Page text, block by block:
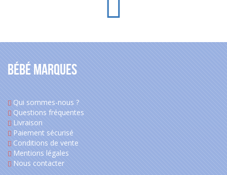
Bébé Marques
Qui sommes-nous ?
Questions fréquentes
Livraison
Paiement sécurisé
Conditions de vente
Mentions légales
Nous contacter